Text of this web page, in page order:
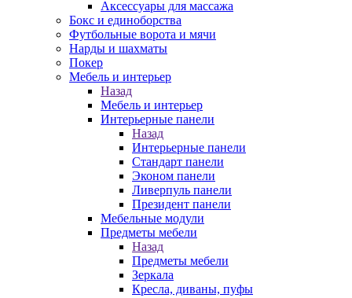
Аксессуары для массажа
Бокс и единоборства
Футбольные ворота и мячи
Нарды и шахматы
Покер
Мебель и интерьер
Назад
Мебель и интерьер
Интерьерные панели
Назад
Интерьерные панели
Стандарт панели
Эконом панели
Ливерпуль панели
Президент панели
Мебельные модули
Предметы мебели
Назад
Предметы мебели
Зеркала
Кресла, диваны, пуфы